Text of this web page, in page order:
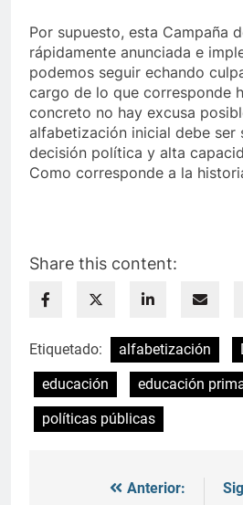
Por supuesto, esta Campaña
rápidamente anunciada e
podemos seguir echando
cargo de lo que corresponde
concreto no hay excusa
alfabetización inicial debe ser
decisión política y alta
Como corresponde a la
Share this content:
Etiquetado: alfabetización
educación
educación
políticas públicas
Navegación
Anterior: